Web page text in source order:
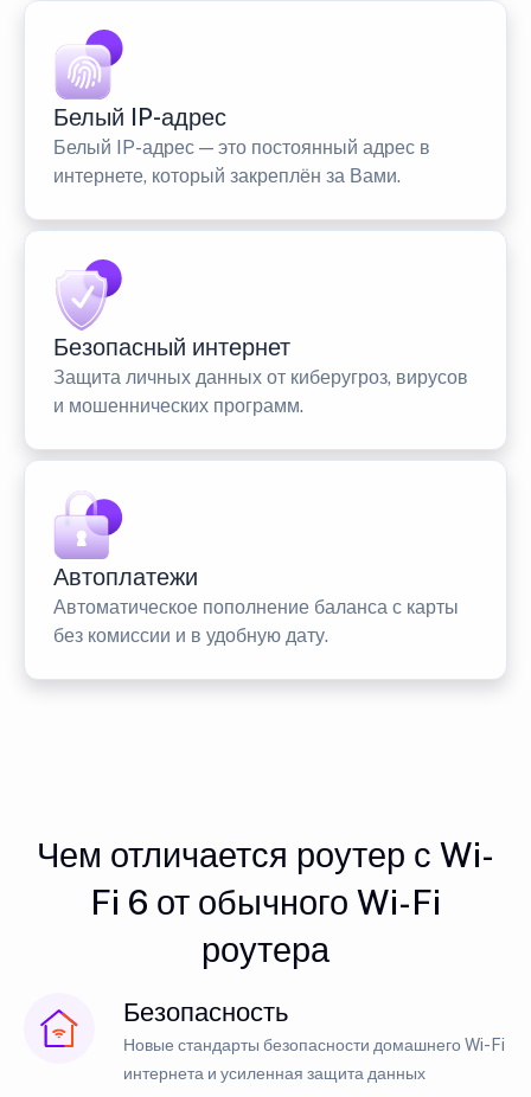
Белый IP-адрес
Белый IP-адрес — это постоянный адрес в
интернете, который закреплён за Вами.
Безопасный интернет
Защита личных данных от киберугроз, вирусов
и мошеннических программ.
Автоплатежи
Автоматическое пополнение баланса с карты
без комиссии и в удобную дату.
Чем отличается роутер с Wi-
Fi 6 от обычного Wi-Fi
роутера
Безопасность
Новые стандарты безопасности домашнего Wi-Fi
интернета и усиленная защита данных